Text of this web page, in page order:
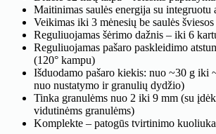
Maitinimas saulės energija su
Veikimas iki 3 mėnesių be saulės
Reguliuojamas šėrimo dažnis – iki 6
Reguliuojamas pašaro paskleidimo
(120° kampu)
Išduodamo pašaro kiekis: nuo ~30 g iki
nuo nustatymo ir granulių dydžio)
Tinka granulėms nuo 2 iki 9 mm (su
vidutinėms granulėms)
Komplekte – patogūs tvirtinimo